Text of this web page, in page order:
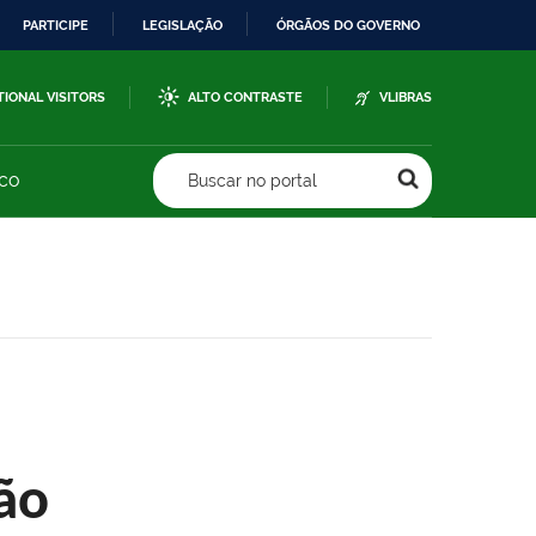
PARTICIPE LEGISLAÇÃO ÓRGÃOS DO GOVERNO
VISITORS ALTO CONTRASTE VLIBRAS
Buscar no portal